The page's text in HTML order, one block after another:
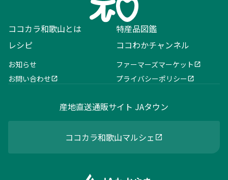
ココカラ和歌山とは
特産品図鑑
レシピ
ココわかチャンネル
お知らせ
ファーマーズマーケット
お問い合わせ
プライバシーポリシー
産地直送通販サイト JAタウン
ココカラ和歌山マルシェ